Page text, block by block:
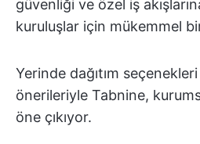
güvenliği ve özel iş
kuruluşlar için mükemmel
Yerinde dağıtım
önerileriyle Tabnine,
öne çıkıyor.